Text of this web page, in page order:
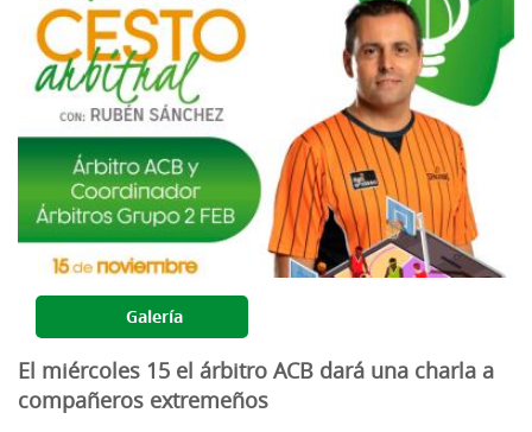
Galería
El miércoles 15 el árbitro ACB dará una charla a
compañeros extremeños